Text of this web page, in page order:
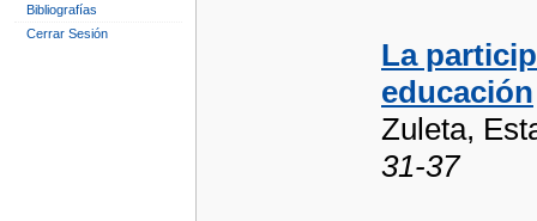
Bibliografías
Cerrar Sesión
La
educación
Zuleta,
31-37